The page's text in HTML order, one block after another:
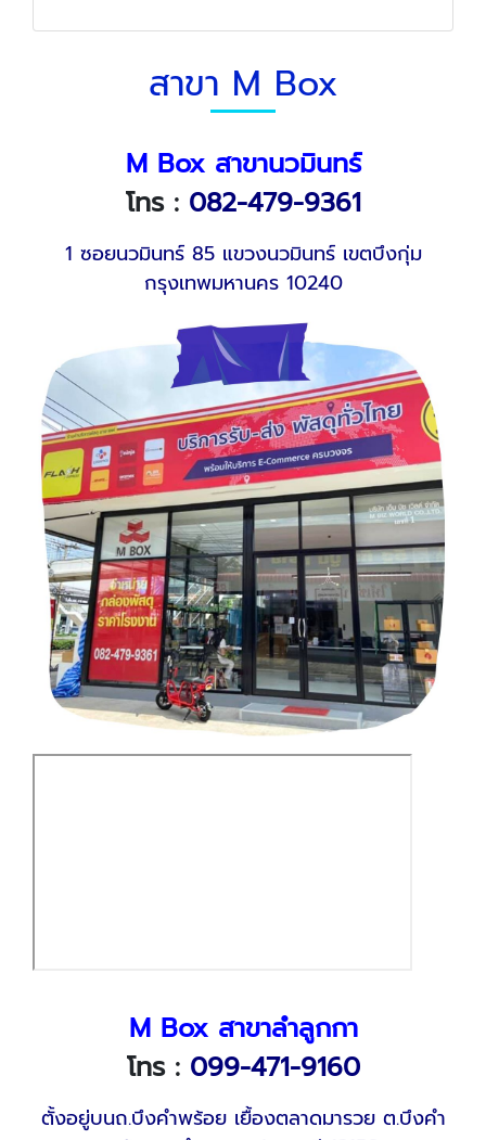
สาขา M Box
M Box สาขานวมินทร์
โทร : 082-479-9361
1 ซอยนวมินทร์ 85 แขวงนวมินทร์ เขตบึงกุ่ม
กรุงเทพมหานคร 10240
M Box สาขาลำลูกกา
โทร : 099-471-9160
ตั้งอยู่บนถ.บึงคำพร้อย เยื้องตลาดมารวย ต.บึงคำ